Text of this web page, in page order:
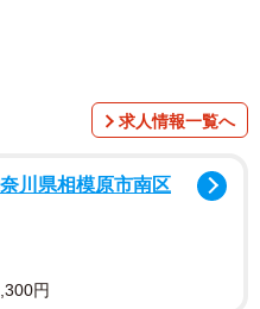
求人情報一覧へ
川県相模原市南区
円